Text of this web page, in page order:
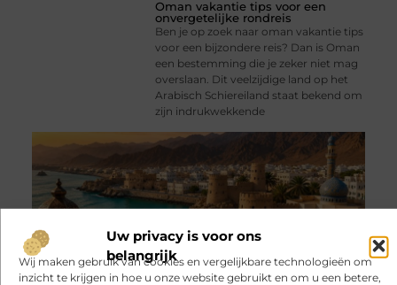
Uw privacy is voor ons
belangrijk
Wij maken gebruik van cookies en vergelijkbare technologieën om
inzicht te krijgen in hoe u onze website gebruikt en om u een betere,
Oman vakantie tips voor een
onvergetelijke rondreis
Ben je op zoek naar oman vakantie tips
voor een bijzondere reis? Dan is Oman
een bestemming die je zeker niet mag
overslaan. Dit veelzijdige land op het
Arabisch Schiereiland staat bekend om
zijn indrukwekkende